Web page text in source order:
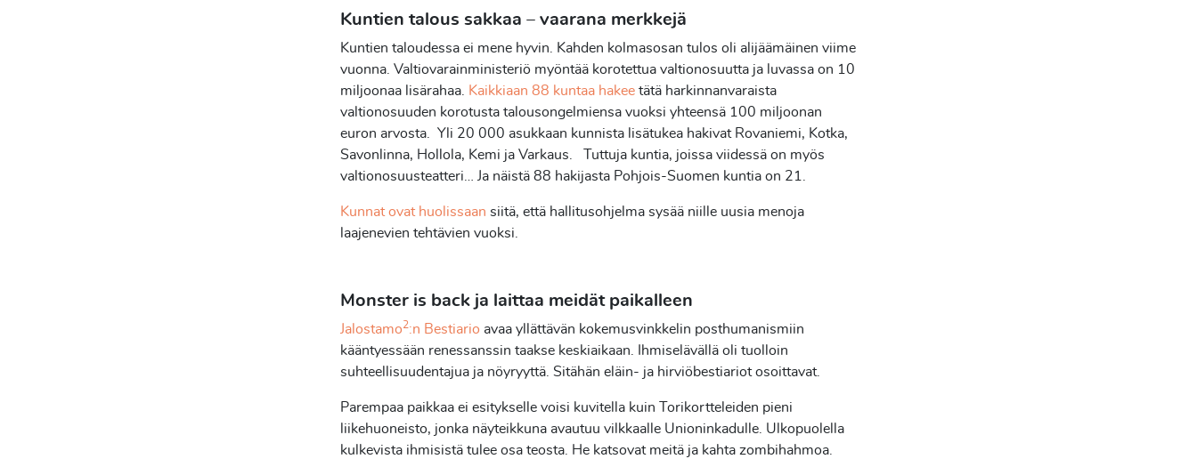
Kuntien talous sakkaa – vaarana merkkejä
Kuntien taloudessa ei mene hyvin. Kahden kolmasosan tulos oli alijäämäinen viime
vuonna. Valtiovarainministeriö myöntää korotettua valtionosuutta ja luvassa on 10
miljoonaa lisärahaa.
Kaikkiaan 88 kuntaa hakee tätä harkinnanvaraista
valtionosuuden korotusta talousongelmiensa vuoksi yhteensä 100 miljoonan
euron arvosta. Yli 20 000 asukkaan kunnista lisätukea hakivat Rovaniemi, Kotka,
Savonlinna, Hollola, Kemi ja Varkaus. Tuttuja kuntia, joissa viidessä on myös
valtionosuusteatteri… Ja näistä 88 hakijasta Pohjois-Suomen kuntia on 21.
Kunnat ovat huolissaan siitä, että hallitusohjelma sysää niille uusia menoja
laajenevien tehtävien vuoksi.
Monster is back ja laittaa meidät paikalleen
Jalostamo2:n Bestiario avaa yllättävän kokemusvinkkelin posthumanismiin
kääntyessään renessanssin taakse keskiaikaan. Ihmiselävällä oli tuolloin
suhteellisuudentajua ja nöyryyttä. Sitähän eläin- ja hirviöbestiariot osoittavat.
Parempaa paikkaa ei esitykselle voisi kuvitella kuin Torikortteleiden pieni
liikehuoneisto, jonka näyteikkuna avautuu vilkkaalle Unioninkadulle. Ulkopuolella
kulkevista ihmisistä tulee osa teosta. He katsovat meitä ja kahta zombihahmoa.